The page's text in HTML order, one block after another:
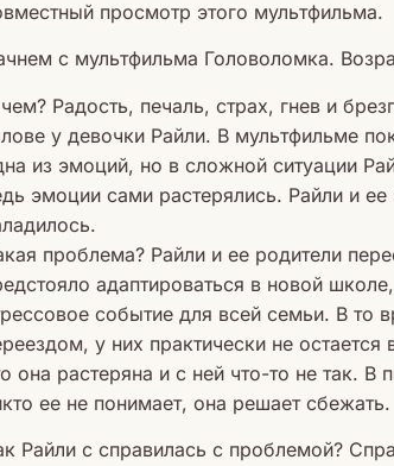
просмотр этого мультфильма.
с мультфильма Головоломка.
Радость, печаль, страх, гнев и
у девочки Райли. В мультфильме
из эмоций, но в сложной ситуации
эмоции сами растерялись. Райли и
проблема? Райли и ее родители
адаптироваться в новой
событие для всей семьи. В то
у них практически не
она растеряна и с ней что-то не так.
ее не понимает, она решает сбежать.
Райли с справилась с проблемой?